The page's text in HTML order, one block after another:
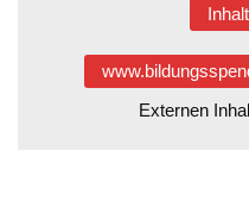
Externen